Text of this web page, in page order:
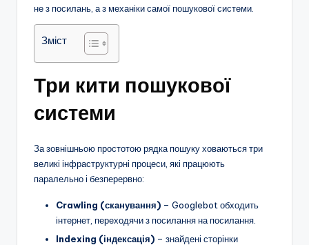
не з посилань, а з механіки самої пошукової системи.
Зміст
Три кити пошукової
системи
За зовнішньою простотою рядка пошуку ховаються три
великі інфраструктурні процеси, які працюють
паралельно і безперервно:
Crawling (сканування) – Googlebot обходить
інтернет, переходячи з посилання на посилання.
Indexing (індексація) – знайдені сторінки